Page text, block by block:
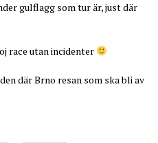
gulflagg som tur är, just där
race utan incidenter
där Brno resan som ska bli av